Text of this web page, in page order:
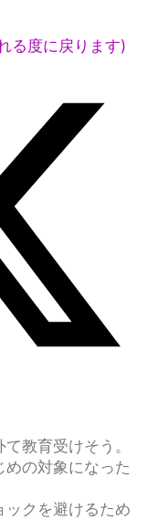
る度に戻ります)
教育受けそう。
の対象になった
ックを避けるため